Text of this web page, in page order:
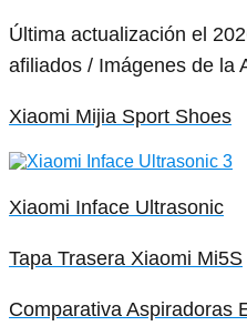
Última actualización el
afiliados / Imágenes de la
Xiaomi Mijia Sport Shoes
Xiaomi Inface Ultrasonic
Tapa Trasera Xiaomi Mi5S
Comparativa Aspiradoras